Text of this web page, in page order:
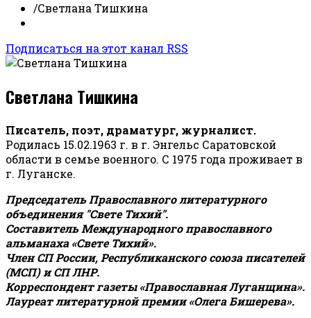
/Светлана Тишкина
Подписаться на этот канал RSS
Светлана Тишкина
Писатель, поэт, драматург, журналист.
Родилась 15.02.1963 г. в г. Энгельс Саратовской
области в семье военного. С 1975 года проживает в
г. Луганске.
Председатель Православного литературного
объединения "Свете Тихий".
Составитель Международного православного
альманаха «Свете Тихий».
Член СП России, Республиканского союза писателей
(МСП) и СП ЛНР.
Корреспондент газеты «Православная Луганщина».
Лауреат литературной премии «Олега Бишерева».